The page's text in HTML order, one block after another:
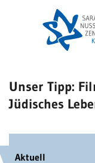
Unser Tipp:
Jüdisches
Aktuell